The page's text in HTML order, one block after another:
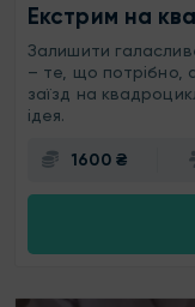
Екстрим на
Залишити
– те, що потрібно,
заїзд на
ідея.
1600 ₴